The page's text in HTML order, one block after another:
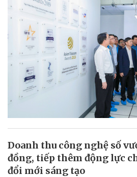
Doanh thu công nghệ số
đồng, tiếp thêm động lực
đổi mới sáng tạo